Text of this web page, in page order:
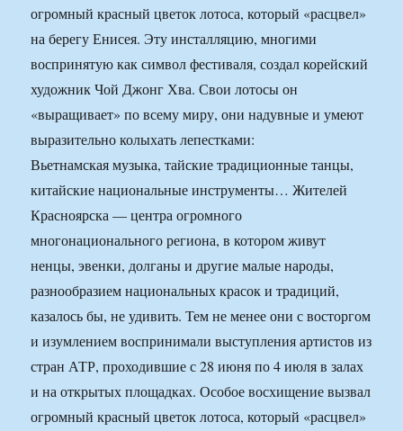
огромный красный цветок лотоса, который «расцвел»
на берегу Енисея. Эту инсталляцию, многими
воспринятую как символ фестиваля, создал корейский
художник Чой Джонг Хва. Свои лотосы он
«выращивает» по всему миру, они надувные и умеют
выразительно колыхать лепестками:
Вьетнамская музыка, тайские традиционные танцы,
китайские национальные инструменты… Жителей
Красноярска — центра огромного
многонационального региона, в котором живут
ненцы, эвенки, долганы и другие малые народы,
разнообразием национальных красок и традиций,
казалось бы, не удивить. Тем не менее они с восторгом
и изумлением воспринимали выступления артистов из
стран АТР, проходившие с 28 июня по 4 июля в залах
и на открытых площадках. Особое восхищение вызвал
огромный красный цветок лотоса, который «расцвел»